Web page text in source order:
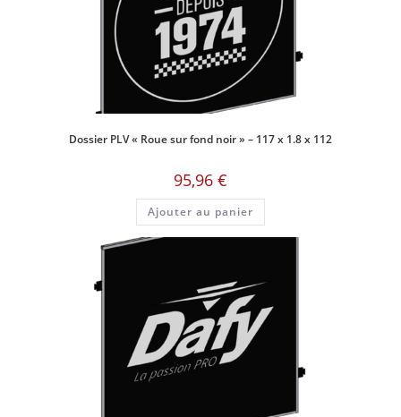
Dossier PLV « Roue sur fond noir » – 117 x 1.8 x 112
95,96 €
Ajouter au panier